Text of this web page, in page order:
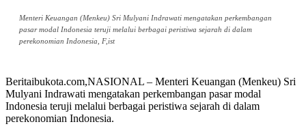
Menteri Keuangan (Menkeu) Sri Mulyani Indrawati mengatakan perkembangan
pasar modal Indonesia teruji melalui berbagai peristiwa sejarah di dalam
perekonomian Indonesia, F,ist
Beritaibukota.com,NASIONAL – Menteri Keuangan (Menkeu) Sri
Mulyani Indrawati mengatakan perkembangan pasar modal
Indonesia teruji melalui berbagai peristiwa sejarah di dalam
perekonomian Indonesia.